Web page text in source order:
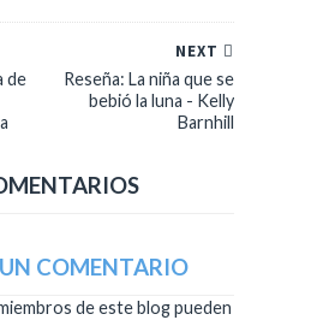
NEXT
Reseña: La niña que se
bebió la luna - Kelly
Barnhill
de
COMENTARIO
de este blog pueden